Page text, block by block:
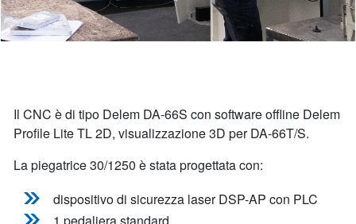
Il CNC è di tipo Delem DA-66S con software offline Delem
Profile Lite TL 2D, visualizzazione 3D per DA-66T/S.
La piegatrice 30/1250 è stata progettata con:
dispositivo di sicurezza laser DSP-AP con PLC